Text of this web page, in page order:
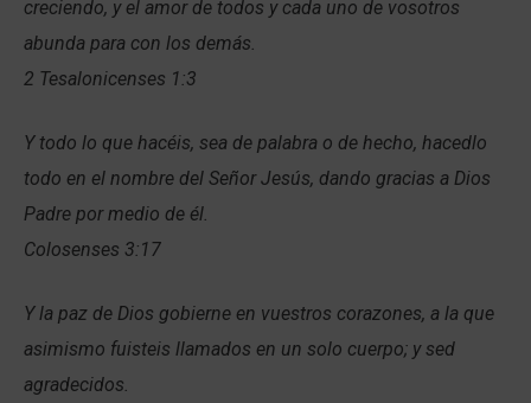
creciendo, y el amor de todos y cada uno de vosotros
abunda para con los demás.
2 Tesalonicenses 1:3
Y todo lo que hacéis, sea de palabra o de hecho, hacedlo
todo en el nombre del Señor Jesús, dando gracias a Dios
Padre por medio de él.
Colosenses 3:17
Y la paz de Dios gobierne en vuestros corazones, a la que
asimismo fuisteis llamados en un solo cuerpo; y sed
agradecidos.